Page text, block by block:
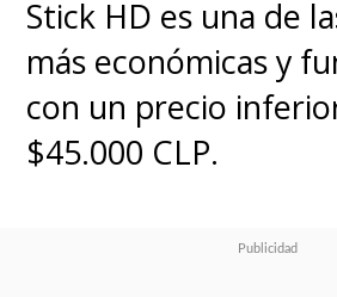
Stick HD es una de
más económicas y
con un precio
$45.000 CLP.